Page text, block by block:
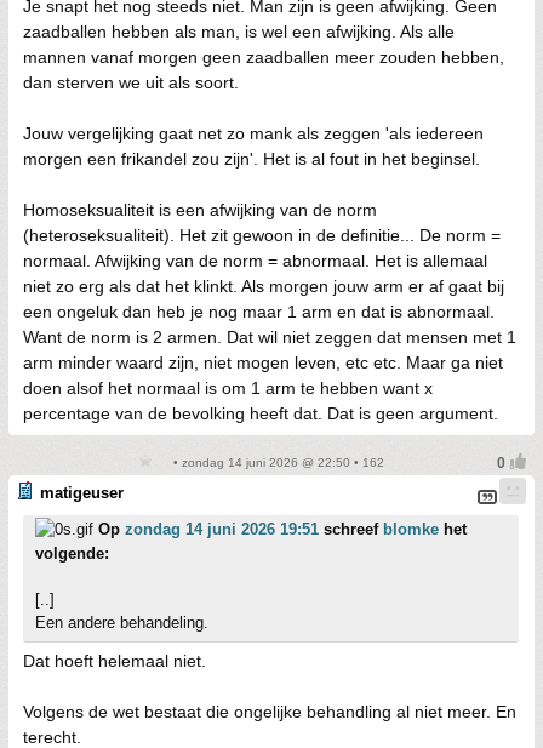
Je snapt het nog steeds niet. Man zijn is geen afwijking. Geen
zaadballen hebben als man, is wel een afwijking. Als alle
mannen vanaf morgen geen zaadballen meer zouden hebben,
dan sterven we uit als soort.
Jouw vergelijking gaat net zo mank als zeggen 'als iedereen
morgen een frikandel zou zijn'. Het is al fout in het beginsel.
Homoseksualiteit is een afwijking van de norm
(heteroseksualiteit). Het zit gewoon in de definitie... De norm =
normaal. Afwijking van de norm = abnormaal. Het is allemaal
niet zo erg als dat het klinkt. Als morgen jouw arm er af gaat bij
een ongeluk dan heb je nog maar 1 arm en dat is abnormaal.
Want de norm is 2 armen. Dat wil niet zeggen dat mensen met 1
arm minder waard zijn, niet mogen leven, etc etc. Maar ga niet
doen alsof het normaal is om 1 arm te hebben want x
percentage van de bevolking heeft dat. Dat is geen argument.
• zondag 14 juni 2026 @ 22:50 • 162
matigeuser
Op zondag 14 juni 2026 19:51 schreef blomke het
volgende:
[..]
Een andere behandeling.
Dat hoeft helemaal niet.
Volgens de wet bestaat die ongelijke behandling al niet meer. En
terecht.